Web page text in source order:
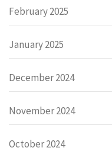
February 2025
January 2025
December 2024
November 2024
October 2024